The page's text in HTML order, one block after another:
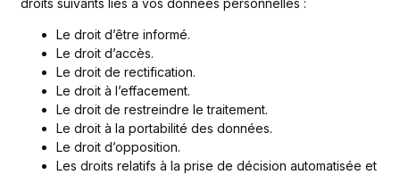
droits suivants liés à vos données personnelles :
Le droit d’être informé.
Le droit d’accès.
Le droit de rectification.
Le droit à l’effacement.
Le droit de restreindre le traitement.
Le droit à la portabilité des données.
Le droit d’opposition.
Les droits relatifs à la prise de décision automatisée et